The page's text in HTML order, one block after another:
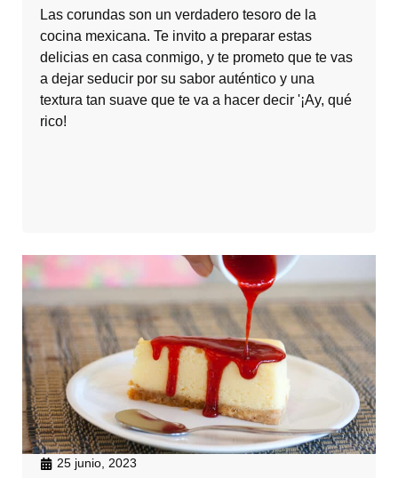
Las corundas son un verdadero tesoro de la
cocina mexicana. Te invito a preparar estas
delicias en casa conmigo, y te prometo que te vas
a dejar seducir por su sabor auténtico y una
textura tan suave que te va a hacer decir '¡Ay, qué
rico!
25 junio, 2023